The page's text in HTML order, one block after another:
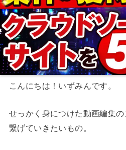
こんにちは！いずみんです。
せっかく身につけた動画編集
繋げていきたいもの。